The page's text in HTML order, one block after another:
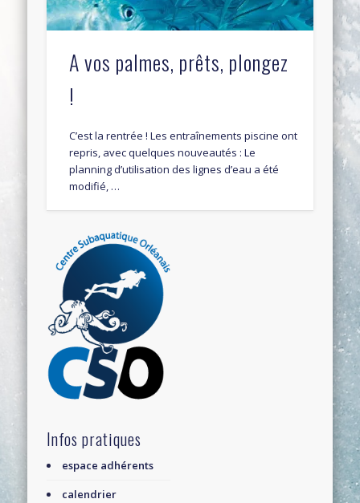
A vos palmes, prêts, plongez
!
C’est la rentrée ! Les entraînements piscine ont
repris, avec quelques nouveautés : Le
planning d’utilisation des lignes d’eau a été
modifié, …
Infos pratiques
espace adhérents
calendrier